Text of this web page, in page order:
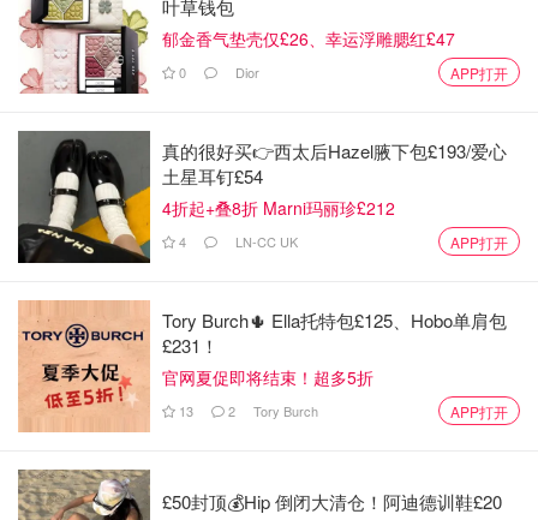
清凉OOTD
叶草钱包
郁金香气垫壳仅£26、幸运浮雕腮红£47
0 Dior APP打开
真的很好买👉西太后Hazel腋下包£193/爱心
土星耳钉£54
4折起+叠8折 Marni玛丽珍£212
4 LN-CC UK APP打开
Tory Burch🌵 Ella托特包£125、Hobo单肩包
£231！
官网夏促即将结束！超多5折
13 2 Tory Burch APP打开
£50封顶💰Hip 倒闭大清仓！阿迪德训鞋£20